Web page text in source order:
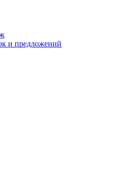
и предложений